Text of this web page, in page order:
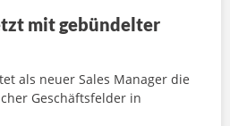
mit gebündelter
als neuer Sales Manager die
Geschäftsfelder in